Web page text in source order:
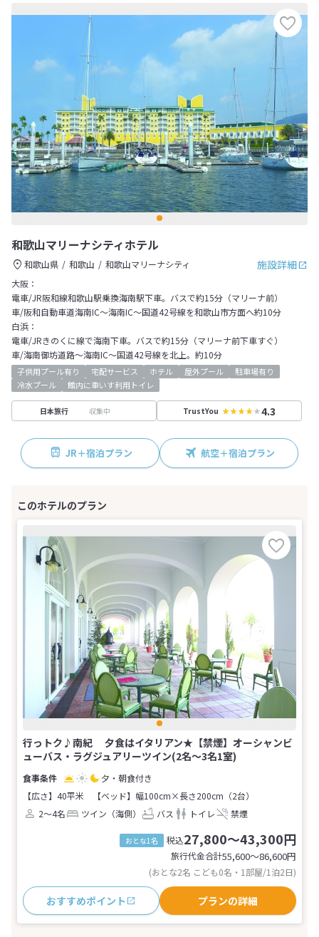
和歌山マリーナシティホテル
施設詳細
和歌山県 和歌山
和歌山マリーナシティ
大阪：
電車/JR阪和線和歌山駅乗換海南駅下車。バスで約15分（マリーナ前）
車/阪和自動車道海南IC～海南IC～国道42号線を和歌山市方面へ約10分
白浜：
電車/JRきのくに線で海南下車。バスで約15分（マリーナ前下車すぐ）
車/海南御坊道路～海南IC～国道42号線を北上。約10分
子供用プール有り 宅配サービス ホテル 屋外プール
駐車場有り
冷水プール
館内に車いす利用トイレ
日本旅行 収集中 TrustYou 4.3
JR＋宿泊プラン 航空＋宿泊プラン
行っトク♪南紀 夕食はイタリアン★【禁煙】オーシャンビ
ューバス・ラグジュアリーツイン(2名～3名1室)
夕・朝食付き
【広さ】40平米
【ベッド】幅100cm×長さ200cm（2台）
2～4名
ツイン（海側） バス トイレ 禁煙
おとな1名 税込27,800～43,300円
旅行代金合計55,600〜86,600円
(おとな2名 こども0名・1部屋/1泊2日)
おすすめポイント プランの詳細